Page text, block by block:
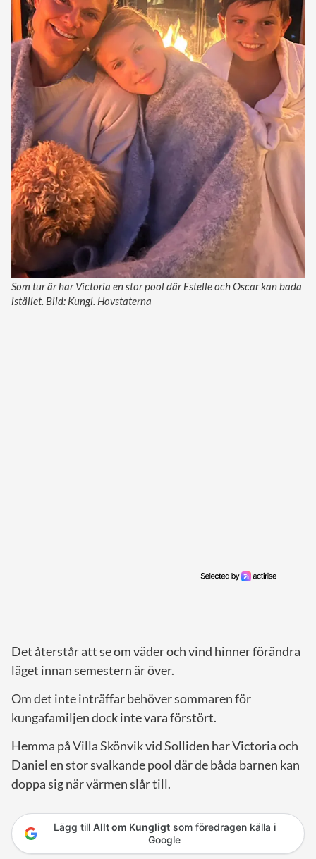
Som tur är har Victoria en stor pool där Estelle och Oscar kan bada
istället. Bild: Kungl. Hovstaterna
Det återstår att se om väder och vind hinner förändra
läget innan semestern är över.
Om det inte inträffar behöver sommaren för
kungafamiljen dock inte vara förstört.
Hemma på Villa Skönvik vid Solliden har Victoria och
Daniel en stor svalkande pool där de båda barnen kan
doppa sig när värmen slår till.
Lägg till Allt om Kungligtsom föredragen källa i
Google